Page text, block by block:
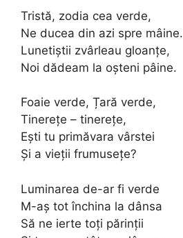
Tristă, zodia cea verde,
Ne ducea din azi spre mâine.
Lunetiștii zvârleau gloanțe,
Noi dădeam la oșteni pâine.
Foaie verde, Țară verde,
Tinerețe – tinerețe,
Ești tu primăvara vârstei
Și a vieții frumusețe?
Luminarea de-ar fi verde
M-aș tot închina la dânsa
Să ne ierte toți părinții